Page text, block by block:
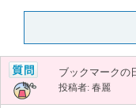
ブックマークの
投稿者: 春麗